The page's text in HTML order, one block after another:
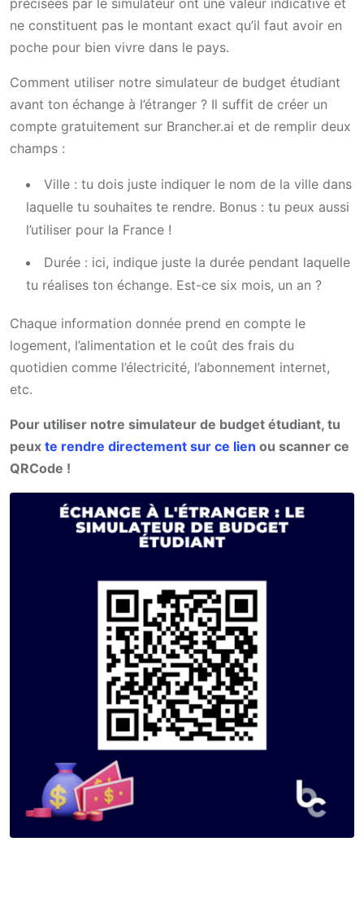
précisées par le simulateur ont une valeur indicative et
ne constituent pas le montant exact qu’il faut avoir en
poche pour bien vivre dans le pays.
Comment utiliser notre simulateur de budget étudiant
avant ton échange à l’étranger ? Il suffit de créer un
compte gratuitement sur Brancher.ai et de remplir deux
champs :
Ville : tu dois juste indiquer le nom de la ville dans
laquelle tu souhaites te rendre. Bonus : tu peux aussi
l’utiliser pour la France !
Durée : ici, indique juste la durée pendant laquelle
tu réalises ton échange. Est-ce six mois, un an ?
Chaque information donnée prend en compte le
logement, l’alimentation et le coût des frais du
quotidien comme l’électricité, l’abonnement internet,
etc.
Pour utiliser notre simulateur de budget étudiant, tu
peux te rendre directement sur ce lien ou scanner ce
QRCode !